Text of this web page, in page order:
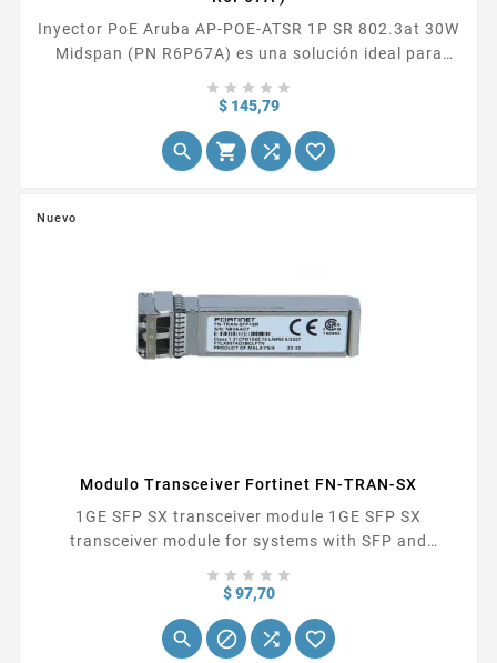
Inyector PoE Aruba AP-POE-ATSR 1P SR 802.3at 30W
Midspan (PN R6P67A) es una solución ideal para
simplificando la instalación y mejorando la
que requieren una conexión de red estable y
confiable, como oficinas, escuelas, hoteles y otros
    
$ 145,79Precio
   
Nuevo
Modulo Transceiver Fortinet FN-TRAN-SX
1GE SFP SX transceiver module 1GE SFP SX
transceiver module for systems with SFP and
SFP/SFP + slots
    
$ 97,70Precio
   